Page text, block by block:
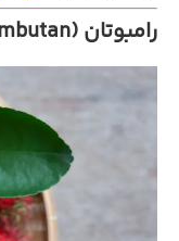
رامبوتان (Rambutan)